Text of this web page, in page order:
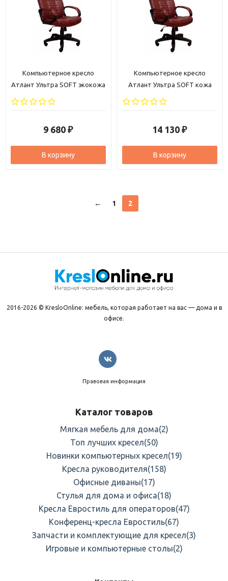
Компьютерное кресло
Атлант Ультра SOFT экокожа
9 680 ₽
В корзину
Компьютерное кресло
Атлант Ультра SOFT кожа
14 130 ₽
В корзину
← 1 2
2016-2026 © KresloOnline: мебель, которая работает на вас — дома и в
офисе.
Правовая информация
Каталог товаров
Мягкая мебель для дома(2)
Топ лучших кресел(50)
Новинки компьютерных кресел(19)
Кресла руководителя(158)
Офисные диваны(17)
Стулья для дома и офиса(18)
Кресла Евростиль для операторов(47)
Конференц-кресла Евростиль(67)
Запчасти и комплектующие для кресел(3)
Игровые и компьютерные столы(2)